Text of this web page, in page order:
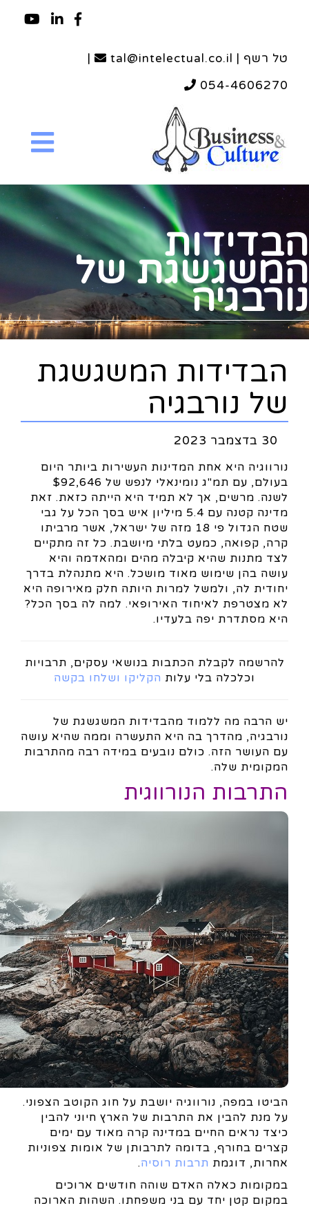
טל רשף | tal@intelectual.co.il
|
054-4606270
הבדידות
המשגשגת של
נורבגיה
הבדידות המשגשגת
של נורבגיה
30 בדצמבר 2023
נורווגיה היא אחת המדינות העשירות ביותר היום
לשנה. מרשים, אך לא תמיד היא הייתה כזאת. זאת
מדינה קטנה עם 5.4 מיליון איש בסך הכל על גבי
שטח הגדול פי 18 מזה של ישראל, אשר מרביתו
קרה, קפואה, כמעט בלתי מיושבת. כל זה מתקיים
לצד מתנות שהיא קיבלה מהים ומהאדמה והיא
עושה בהן שימוש מאוד מושכל. היא מתנהלת בדרך
יחודית לה, ולמשל למרות היותה חלק מאירופה היא
לא מצטרפת לאיחוד האירופאי. למה לה בסך הכל?
היא מסתדרת יפה בלעדיו.
להרשמה לקבלת הכתבות בנושאי עסקים, תרבויות
וכלכלה בלי עלות הקליקו ושלחו בקשה
יש הרבה מה ללמוד מהבדידות המשגשגת של
נורבגיה, מהדרך בה היא התעשרה וממה שהיא עושה
עם העושר הזה. כולם נובעים במידה רבה מהתרבות
המקומית שלה.
התרבות הנורווגית
הביטו במפה, נורווגיה יושבת על חוג הקוטב הצפוני.
על מנת להבין את התרבות של הארץ חיוני להבין
כיצד נראים החיים במדינה קרה מאוד עם ימים
קצרים בחורף, בדומה לתרבותן של אומות צפוניות
אחרות, דוגמת תרבות רוסיה.
במקומות כאלה האדם שוהה חודשים ארוכים
במקום קטן יחד עם בני משפחתו. השהות הארוכה